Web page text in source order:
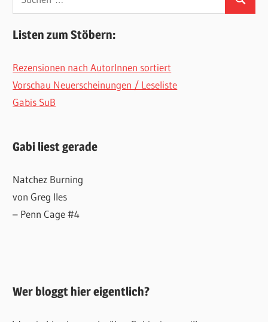
nach:
Suchen
Listen zum Stöbern:
Rezensionen nach AutorInnen sortiert
Vorschau Neuerscheinungen / Leseliste
Gabis SuB
Gabi liest gerade
Natchez Burning
von Greg Iles
– Penn Cage #4
Wer bloggt hier eigentlich?